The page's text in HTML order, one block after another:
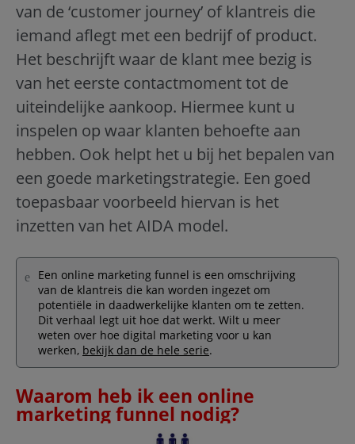
van de ‘customer journey’ of klantreis die
iemand aflegt met een bedrijf of product.
Het beschrijft waar de klant mee bezig is
van het eerste contactmoment tot de
uiteindelijke aankoop. Hiermee kunt u
inspelen op waar klanten behoefte aan
hebben. Ook helpt het u bij het bepalen van
een goede marketingstrategie. Een goed
toepasbaar voorbeeld hiervan is het
inzetten van het AIDA model.
Een online marketing funnel is een omschrijving
van de klantreis die kan worden ingezet om
potentiële in daadwerkelijke klanten om te zetten.
Dit verhaal legt uit hoe dat werkt. Wilt u meer
weten over hoe digital marketing voor u kan
werken, bekijk dan de hele serie.
Waarom heb ik een online
marketing funnel nodig?